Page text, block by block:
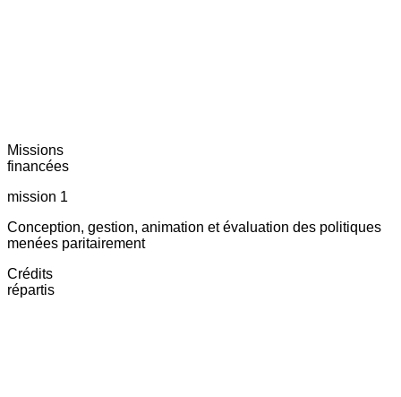
Missions
financées
mission 1
Conception, gestion, animation et évaluation des politiques
menées paritairement
Crédits
répartis